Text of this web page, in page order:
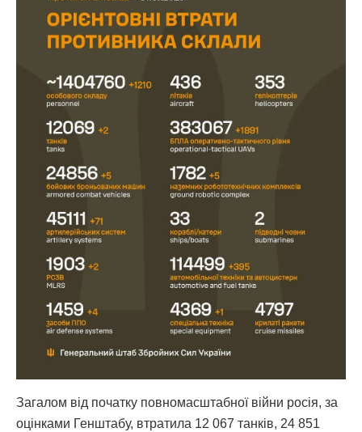
Загалом від початку повномасштабної війни росія, за
оцінками Генштабу, втратила 12 067 танків, 24 851